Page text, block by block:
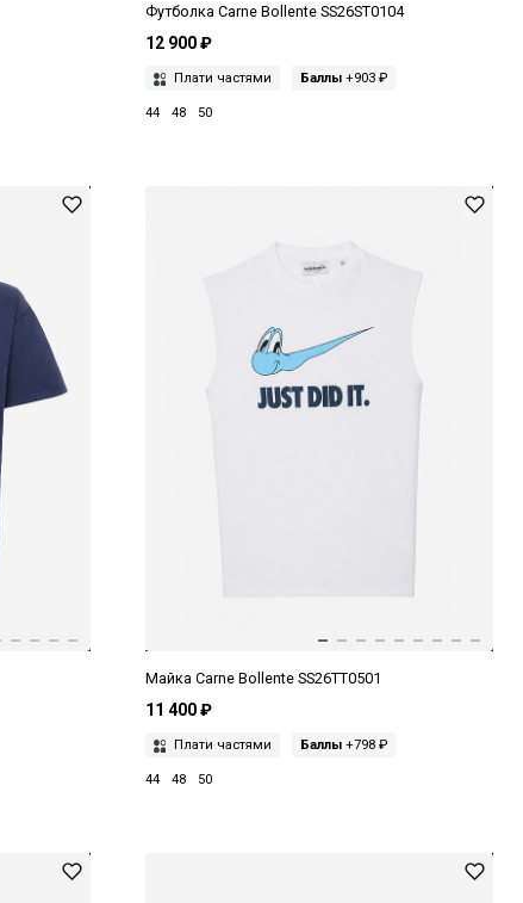
Футболка Carne Bollente SS26ST0104
12 900 ₽
Плати частями Баллы+903 ₽
44 48 50
Майка Carne Bollente SS26TT0501
11 400 ₽
Плати частями Баллы+798 ₽
44 48 50